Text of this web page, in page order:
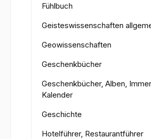
Fühlbuch
Geisteswissenschaften
Geowissenschaften
Geschenkbücher
Geschenkbücher, Alben,
Kalender
Geschichte
Hotelführer, Restaurantführer